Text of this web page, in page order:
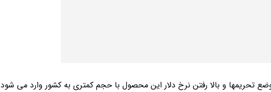
تحریمها و بالا رفتن نرخ دلار این محصول با حجم کمتری به کشور وارد می شود